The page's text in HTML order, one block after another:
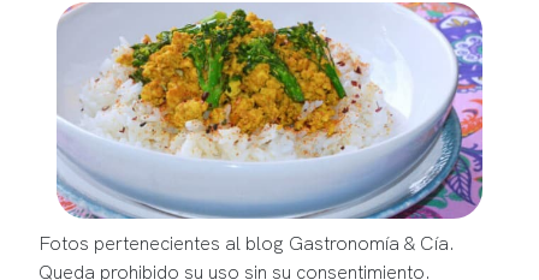
Fotos pertenecientes al blog Gastronomía & Cía.
Queda prohibido su uso sin su consentimiento.